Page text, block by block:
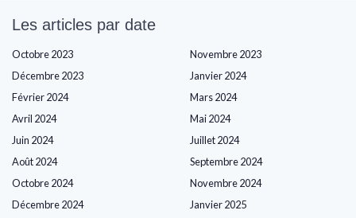
Les articles par date
Octobre 2023
Novembre 2023
Décembre 2023
Janvier 2024
Février 2024
Mars 2024
Avril 2024
Mai 2024
Juin 2024
Juillet 2024
Août 2024
Septembre 2024
Octobre 2024
Novembre 2024
Décembre 2024
Janvier 2025